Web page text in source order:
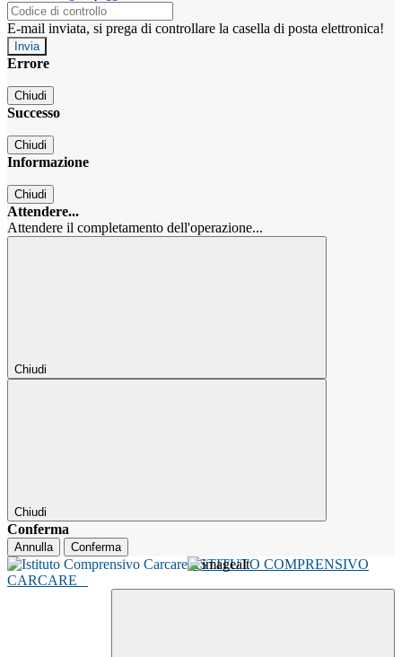
E-mail inviata, si prega di controllare la casella di posta elettronica!
Errore
Chiudi
Successo
Chiudi
Informazione
Chiudi
Attendere...
Attendere il completamento dell'operazione...
Chiudi
Chiudi
Conferma
Annulla Conferma
ISTITUTO COMPRENSIVO
CARCARE